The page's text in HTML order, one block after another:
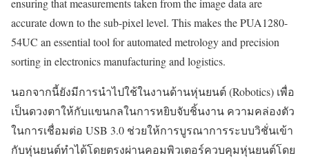
ensuring that measurements taken from the image data are
accurate down to the sub-pixel level. This makes the PUA1280-
54UC an essential tool for automated metrology and precision
sorting in electronics manufacturing and logistics.
นอกจากนี้ยังมีการนำไปใช้ในงานด้านหุ่นยนต์ (Robotics) เพื่อ
เป็นดวงตาให้กับแขนกลในการหยิบจับชิ้นงาน ความคล่องตัว
ในการเชื่อมต่อ USB 3.0 ช่วยให้การบูรณาการระบบวิชั่นเข้า
กับหุ่นยนต์ทำได้โดยตรงผ่านคอมพิวเตอร์ควบคุมหุ่นยนต์โดย